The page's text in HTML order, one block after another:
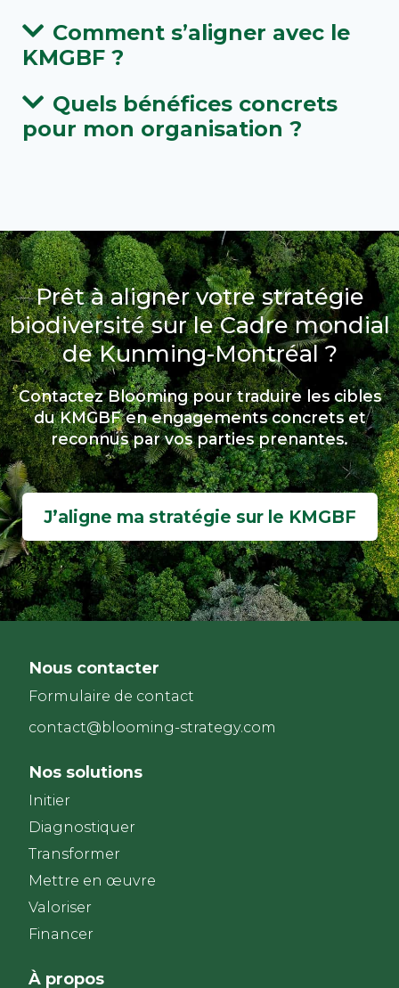
Comment s’aligner avec le
KMGBF ?
Quels bénéfices concrets
pour mon organisation ?
Prêt à aligner votre stratégie
biodiversité sur le Cadre mondial
de Kunming-Montréal ?
Contactez Blooming pour traduire les cibles
du KMGBF en engagements concrets et
reconnus par vos parties prenantes.
J’aligne ma stratégie sur le KMGBF
Nous contacter
Formulaire de contact
contact@blooming-strategy.com
Nos solutions
Initier
Diagnostiquer
Transformer
Mettre en œuvre
Valoriser
Financer
À propos